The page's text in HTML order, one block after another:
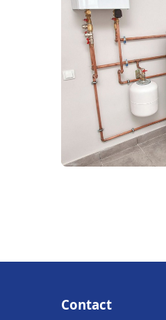
Contact